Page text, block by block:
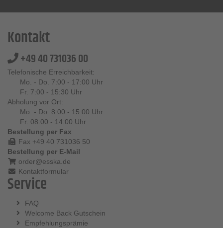
Kontakt
+49 40 731036 00
Telefonische Erreichbarkeit:
Mo. - Do. 7:00 - 17:00 Uhr
Fr. 7:00 - 15:30 Uhr
Abholung vor Ort:
Mo. - Do. 8:00 - 15:00 Uhr
Fr. 08:00 - 14:00 Uhr
Bestellung per Fax
Fax +49 40 731036 50
Bestellung per E-Mail
order@esska.de
Kontaktformular
Service
FAQ
Welcome Back Gutschein
Empfehlungsprämie